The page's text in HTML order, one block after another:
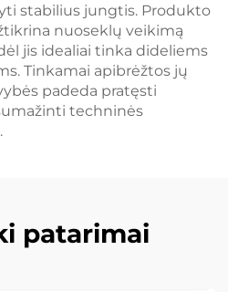
stabilius jungtis. Produkto
nuoseklų veikimą
jis idealiai tinka dideliems
Tinkamai apibrėžtos jų
padeda pratęsti
techninės
patarimai